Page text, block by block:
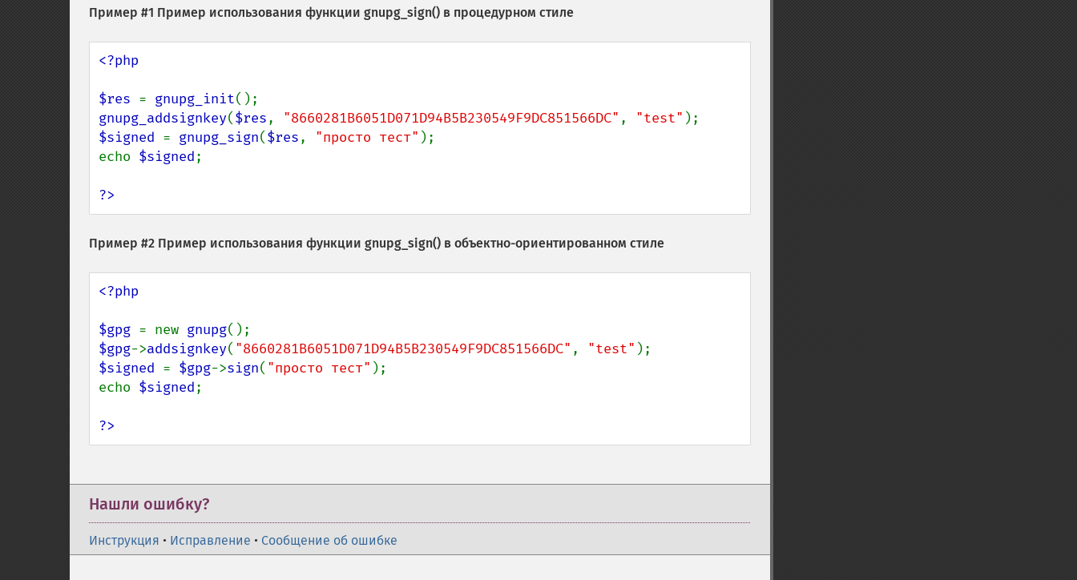
Пример #1 Пример использования функции gnupg_sign() в процедурном стиле
<?php
$res = gnupg_init
gnupg_addsignkey($res, "8660281B6051D071D94B5B230549F9DC851566DC" , "test"
$signed = gnupg_sign($res, "просто тест" );
echo $signed;
?>
Пример #2 Пример использования функции gnupg_sign() в объектно-ориентированном стиле
<?php
$gpg = new gnupg
$gpg->addsignkey( "8660281B6051D071D94B5B230549F9DC851566DC" , "test"
$signed = $gpg->sign( "просто тест" );
echo $signed;
?>
Нашли ошибку?
Инструкция • Исправление • Сообщение об ошибке